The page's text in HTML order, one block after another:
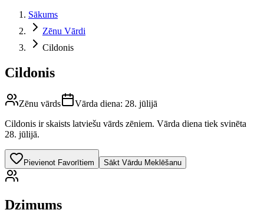
Sākums
Zēnu Vārdi
Cildonis
Cildonis
Zēnu vārds Vārda diena: 28. jūlijā
Cildonis ir skaists latviešu vārds zēniem. Vārda diena tiek svinēta
28. jūlijā.
Pievienot Favorītiem Sākt Vārdu Meklēšanu
Dzimums